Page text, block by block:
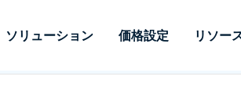
ソリューション 価格設定 リソー